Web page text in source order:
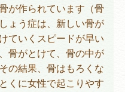
が作られています（骨
ょう症は、新しい骨が
ていくスピードが早い
骨がとけて、骨の中が
の結果、骨はもろくな
くに女性で起こりやす